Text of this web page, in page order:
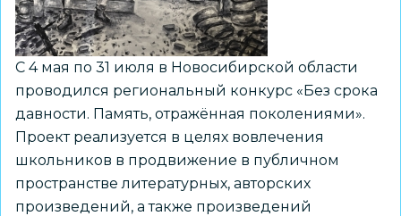
С 4 мая по 31 июля в Новосибирской области
проводился региональный конкурс «Без срока
давности. Память, отражённая поколениями».
Проект реализуется в целях вовлечения
школьников в продвижение в публичном
пространстве литературных, авторских
произведений, а также произведений